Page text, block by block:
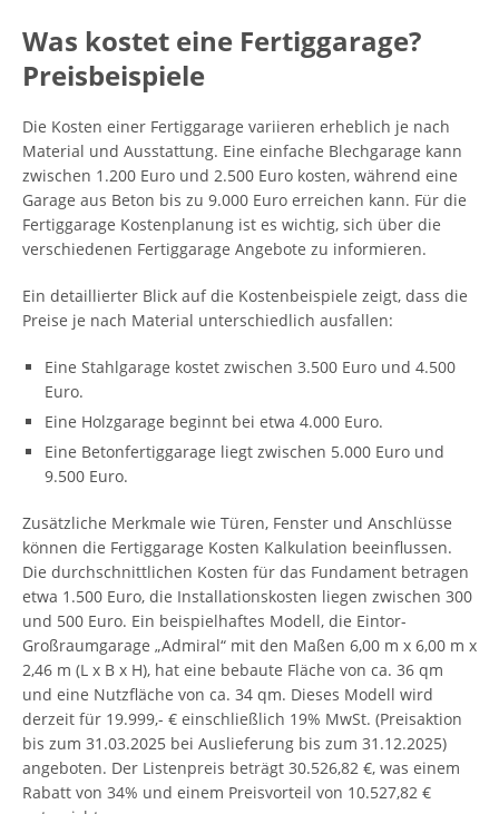
Was kostet eine Fertiggarage?
Preisbeispiele
Die Kosten einer Fertiggarage variieren erheblich je nach
Material und Ausstattung. Eine einfache Blechgarage kann
zwischen 1.200 Euro und 2.500 Euro kosten, während eine
Garage aus Beton bis zu 9.000 Euro erreichen kann. Für die
Fertiggarage Kostenplanung ist es wichtig, sich über die
verschiedenen Fertiggarage Angebote zu informieren.
Ein detaillierter Blick auf die Kostenbeispiele zeigt, dass die
Preise je nach Material unterschiedlich ausfallen:
Eine Stahlgarage kostet zwischen 3.500 Euro und 4.500
Euro.
Eine Holzgarage beginnt bei etwa 4.000 Euro.
Eine Betonfertiggarage liegt zwischen 5.000 Euro und
9.500 Euro.
Zusätzliche Merkmale wie Türen, Fenster und Anschlüsse
können die Fertiggarage Kosten Kalkulation beeinflussen.
Die durchschnittlichen Kosten für das Fundament betragen
etwa 1.500 Euro, die Installationskosten liegen zwischen 300
und 500 Euro. Ein beispielhaftes Modell, die Eintor-
Großraumgarage „Admiral“ mit den Maßen 6,00 m x 6,00 m x
2,46 m (L x B x H), hat eine bebaute Fläche von ca. 36 qm
und eine Nutzfläche von ca. 34 qm. Dieses Modell wird
derzeit für 19.999,- € einschließlich 19% MwSt. (Preisaktion
bis zum 31.03.2025 bei Auslieferung bis zum 31.12.2025)
angeboten. Der Listenpreis beträgt 30.526,82 €, was einem
Rabatt von 34% und einem Preisvorteil von 10.527,82 €